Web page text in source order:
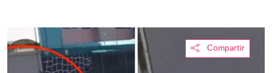
Compartir